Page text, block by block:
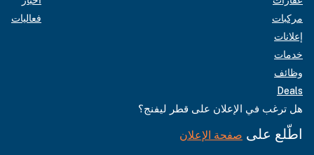
مركبات
إعلانات
خدمات
وظائف
Deals
فعاليات
هل ترغب في الإعلان على قطر ليفنج؟
اطّلع على صفحة الإعلان